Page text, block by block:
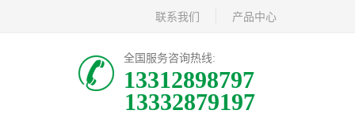
联系我们 产品中心
全国服务咨询热线:
13312898797